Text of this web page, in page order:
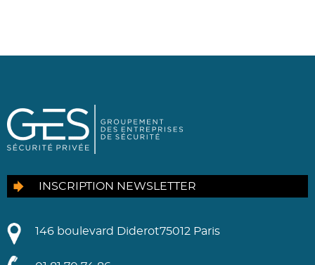
INSCRIPTION NEWSLETTER
146 boulevard Diderot75012 Paris